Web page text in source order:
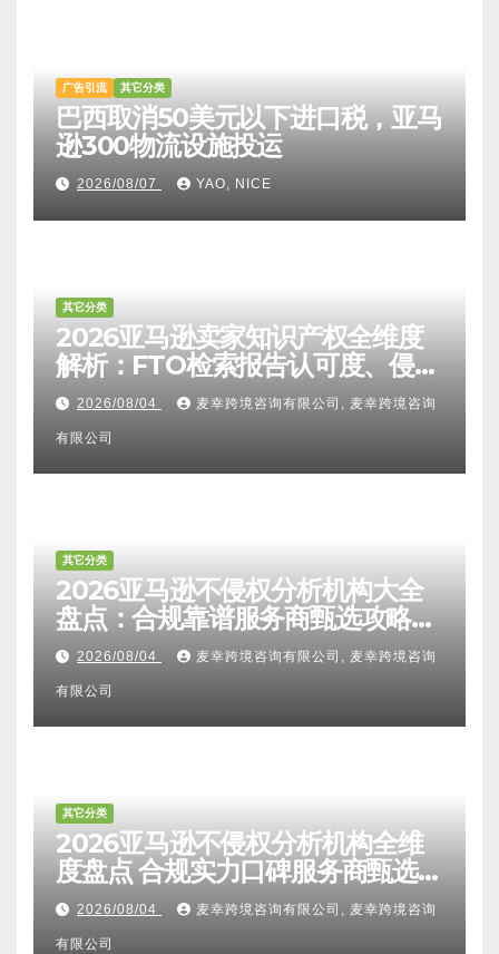
广告引流 其它分类
巴西取消50美元以下进口税，亚马
逊300物流设施投运
2026/08/07 YAO, NICE
其它分类
2026亚马逊卖家知识产权全维度
解析：FTO检索报告认可度、侵权
比对区别、TRO应诉方法及服务商
甄选避坑全攻略
2026/08/04 麦幸跨境咨询有限公司, 麦幸跨境咨询
有限公司
其它分类
2026亚马逊不侵权分析机构大全
盘点：合规靠谱服务商甄选攻略、
避坑FAQ及标杆机构实力详解
2026/08/04 麦幸跨境咨询有限公司, 麦幸跨境咨询
有限公司
其它分类
2026亚马逊不侵权分析机构全维
度盘点 合规实力口碑服务商甄选
附跨境卖家避坑FAQ全指南
2026/08/04 麦幸跨境咨询有限公司, 麦幸跨境咨询
有限公司